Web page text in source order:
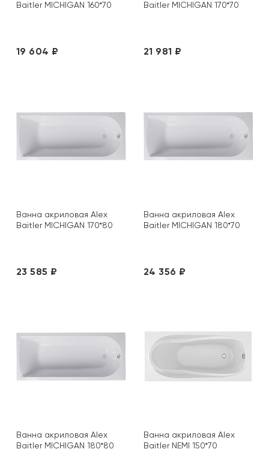
Baitler MICHIGAN 160*70
19 604 ₽
Baitler MICHIGAN 170*70
21 981 ₽
Ванна акриловая Alex
Baitler MICHIGAN 170*80
23 585 ₽
Ванна акриловая Alex
Baitler MICHIGAN 180*70
24 356 ₽
Ванна акриловая Alex
Baitler MICHIGAN 180*80
Ванна акриловая Alex
Baitler NEMI 150*70